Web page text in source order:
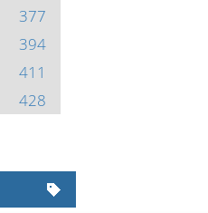
377
394
411
428